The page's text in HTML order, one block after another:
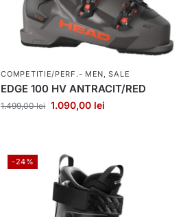
COMPETITIE/PERF.- MEN ,SALE
EDGE 100 HV ANTRACIT/RED
1.499,00lei 1.090,00 lei
-24%